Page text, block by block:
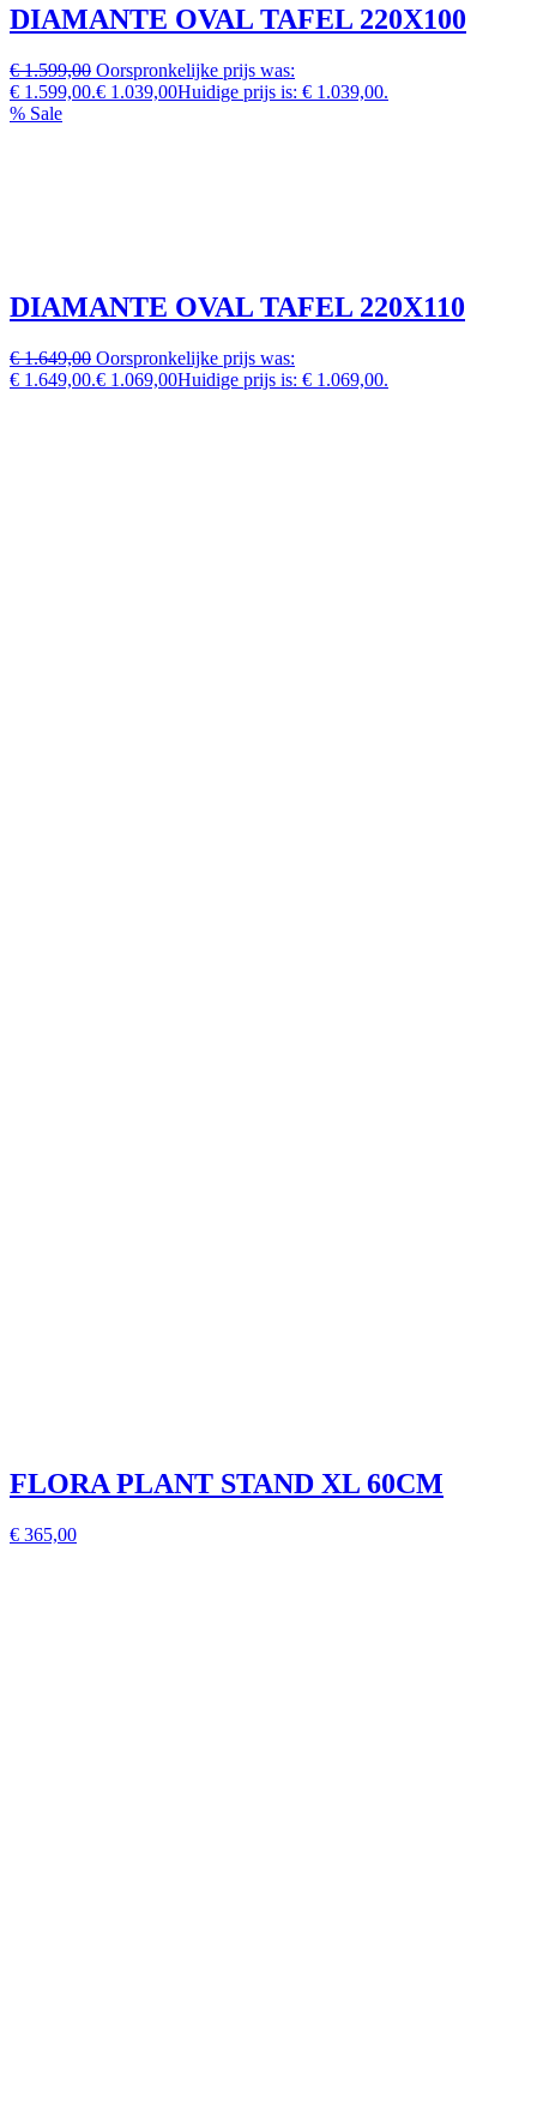
DIAMANTE OVAL TAFEL 220X100
€ 1.599,00 Oorspronkelijke prijs was:
€ 1.599,00.€ 1.039,00Huidige prijs is: € 1.039,00.
% Sale
DIAMANTE OVAL TAFEL 220X110
€ 1.649,00 Oorspronkelijke prijs was:
€ 1.649,00.€ 1.069,00Huidige prijs is: € 1.069,00.
FLORA PLANT STAND XL 60CM
€ 365,00